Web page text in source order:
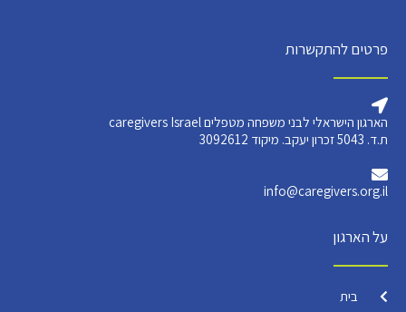
פרטים להתקשרות
הארגון הישראלי לבני משפחה מטפלים caregivers Israel
ת.ד. 5043 זכרון יעקב. מיקוד 3092612
info@caregivers.org.il
על הארגון
בית